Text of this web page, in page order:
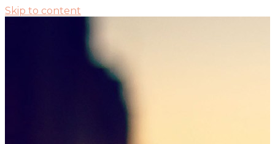
Skip to content